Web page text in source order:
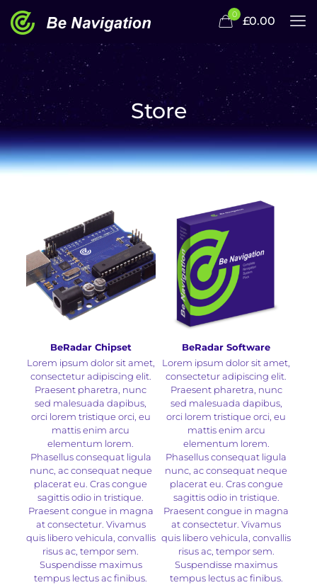
0 £0.00
Store
BeRadar Chipset
Lorem ipsum dolor sit amet,
consectetur adipiscing elit.
Praesent pharetra, nunc
sed malesuada dapibus,
orci lorem tristique orci, eu
mattis enim arcu
elementum lorem.
Phasellus consequat ligula
nunc, ac consequat neque
placerat eu. Cras congue
sagittis odio in tristique.
Praesent congue in magna
at consectetur. Vivamus
quis libero vehicula, convallis
risus ac, tempor sem.
Suspendisse maximus
tempus lectus ac finibus.
BeRadar Software
Lorem ipsum dolor sit amet,
consectetur adipiscing elit.
Praesent pharetra, nunc
sed malesuada dapibus,
orci lorem tristique orci, eu
mattis enim arcu
elementum lorem.
Phasellus consequat ligula
nunc, ac consequat neque
placerat eu. Cras congue
sagittis odio in tristique.
Praesent congue in magna
at consectetur. Vivamus
quis libero vehicula, convallis
risus ac, tempor sem.
Suspendisse maximus
tempus lectus ac finibus.
Clothing 3